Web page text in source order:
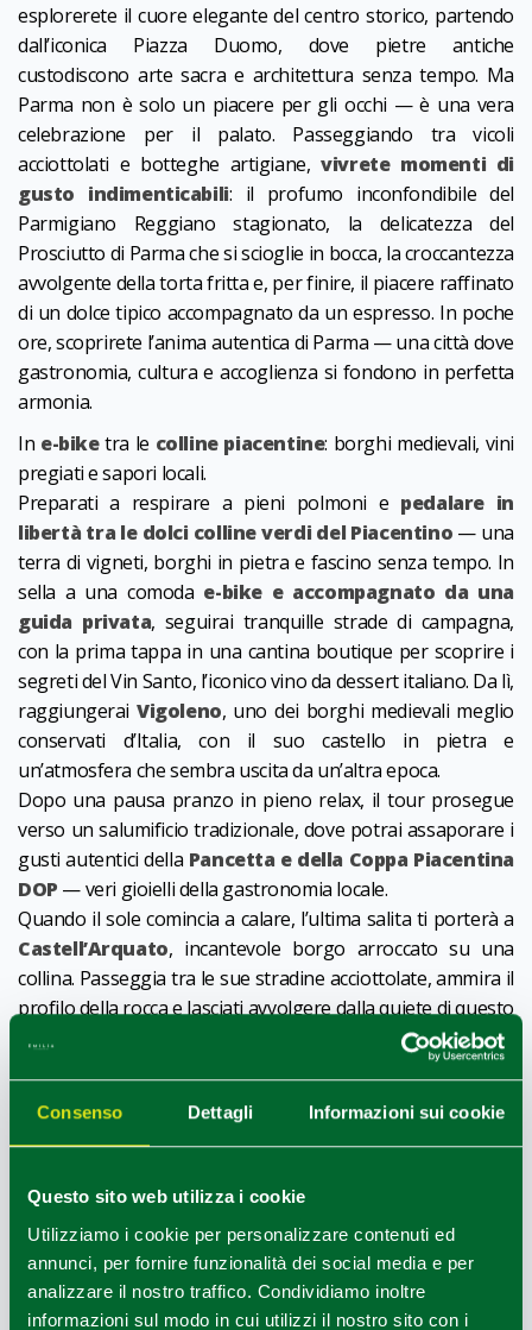
Consenso Dettagli Informazioni sui cookie
Questo sito web utilizza i cookie
Utilizziamo i cookie per personalizzare contenuti ed
annunci, per fornire funzionalità dei social media e per
analizzare il nostro traffico. Condividiamo inoltre
informazioni sul modo in cui utilizzi il nostro sito con i
esplorerete il cuore elegante del centro storico, partendo
dall’iconica Piazza Duomo, dove pietre antiche
custodiscono arte sacra e architettura senza tempo. Ma
Parma non è solo un piacere per gli occhi — è una vera
celebrazione per il palato. Passeggiando tra vicoli
acciottolati e botteghe artigiane,vivrete momenti di
gusto indimenticabili: il profumo inconfondibile del
Parmigiano Reggiano stagionato, la delicatezza del
Prosciutto di Parma che si scioglie in bocca, la croccantezza
avvolgente della torta fritta e, per finire, il piacere raffinato
di un dolce tipico accompagnato da un espresso. In poche
ore, scoprirete l’anima autentica di Parma — una città dove
gastronomia, cultura e accoglienza si fondono in perfetta
armonia.
In e-biketra le colline piacentine: borghi medievali, vini
pregiati e sapori locali.
Preparati a respirare a pieni polmoni e pedalare in
libertà tra le dolci colline verdi del Piacentino — una
terra di vigneti, borghi in pietra e fascino senza tempo. In
sella a una comoda e-bike e accompagnato da una
guida privata, seguirai tranquille strade di campagna,
con la prima tappa in una cantina boutique per scoprire i
segreti del Vin Santo, l’iconico vino da dessert italiano. Da lì,
raggiungeraiVigoleno, uno dei borghi medievali meglio
conservati d’Italia, con il suo castello in pietra e
un’atmosfera che sembra uscita da un’altra epoca.
Dopo una pausa pranzo in pieno relax, il tour prosegue
verso un salumificio tradizionale, dove potrai assaporare i
gusti autentici della Pancetta e della Coppa Piacentina
DOP — veri gioielli della gastronomia locale.
Quando il sole comincia a calare, l’ultima salita ti porterà a
Castell’Arquato, incantevole borgo arroccato su una
collina. Passeggia tra le sue stradine acciottolate, ammira il
profilo della rocca e lasciati avvolgere dalla quiete di questo
luogo da fiaba.
Per concludere la giornata, si torna in cantina per un
piacentini accompagnati da specialità del territorio — il
modo perfetto per chiudere una giornata all’insegna della
bellezza, del gusto e della scoperta.
Durata:2 giorni / 1 notte
Disponibile dalla primavera all’autunno
Questo tour è ideale per gli amanti del buon cibo e per i
viaggiatori attivi che desiderano scoprire i sapori autentici